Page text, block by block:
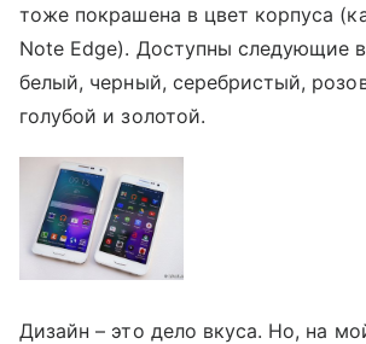
тоже покрашена в цвет корпуса
Note Edge). Доступны следующие
белый, черный, серебристый,
голубой и золотой.
Дизайн – это дело вкуса. Но, на